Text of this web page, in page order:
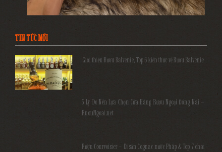
TIN TỨC MỚI
Giới thiệu Rượu Balvenie, Top 6 kiến thức về Rượu Balvenie
5 Lý Do Nên Lựa Chọn Cửa Hàng Rượu Ngoại Đồng Nai –
RuouNgoai.net
Rượu Courvoisier – Di sản Cognac nước Pháp & Top 7 chai